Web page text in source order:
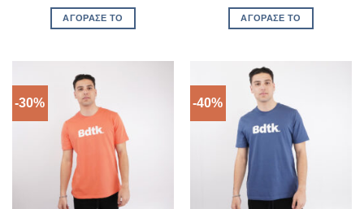
was:
€19,90.
ΑΓΌΡΑΣΈ ΤΟ
was:
€19,90.
ΑΓΌΡΑΣΈ ΤΟ
-30% -40%